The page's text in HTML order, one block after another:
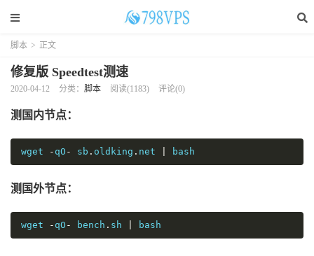
脚本 > 正文
修复版 Speedtest测速
2020-04-12 分类： 脚本 阅读(1183) 评论(0)
测国内节点：
wget - qO - sb . oldking . net bash
测国外节点：
wget - qO - bench . sh bash